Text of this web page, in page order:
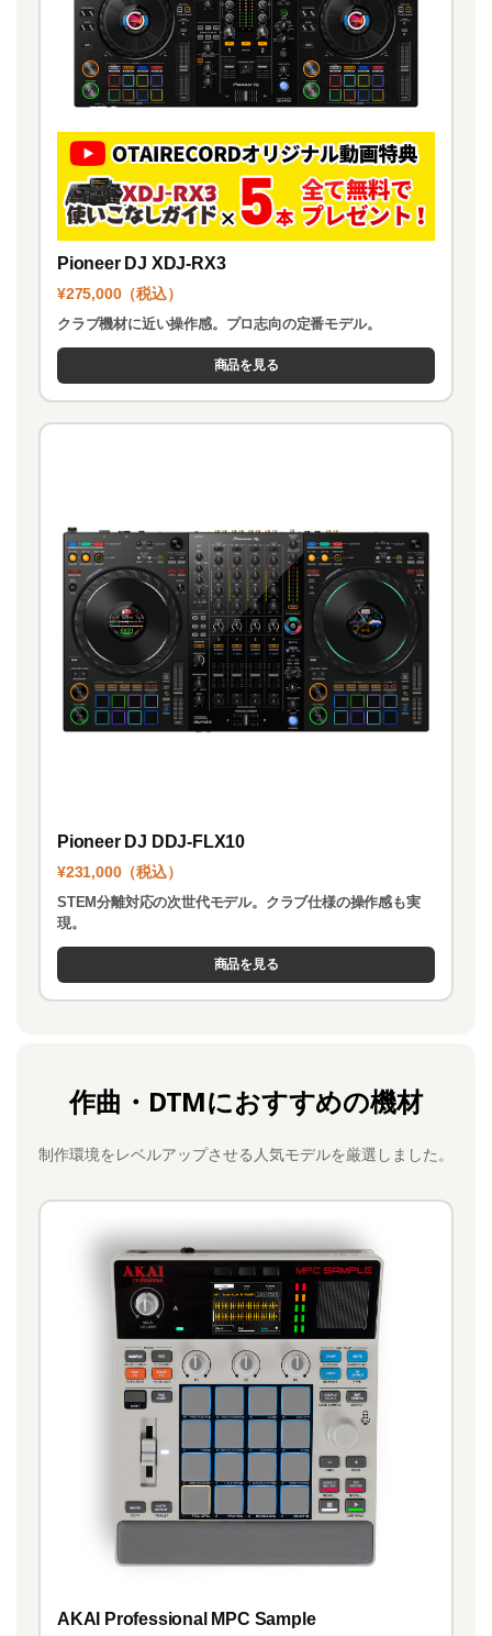
Pioneer DJ XDJ-RX3
¥275,000（税込）
クラブ機材に近い操作感。プロ志向の定番モデル。
商品を見る
Pioneer DJ DDJ-FLX10
¥231,000（税込）
STEM分離対応の次世代モデル。クラブ仕様の操作感も実
現。
商品を見る
作曲・DTMにおすすめの機材
制作環境をレベルアップさせる人気モデルを厳選しました。
AKAI Professional MPC Sample